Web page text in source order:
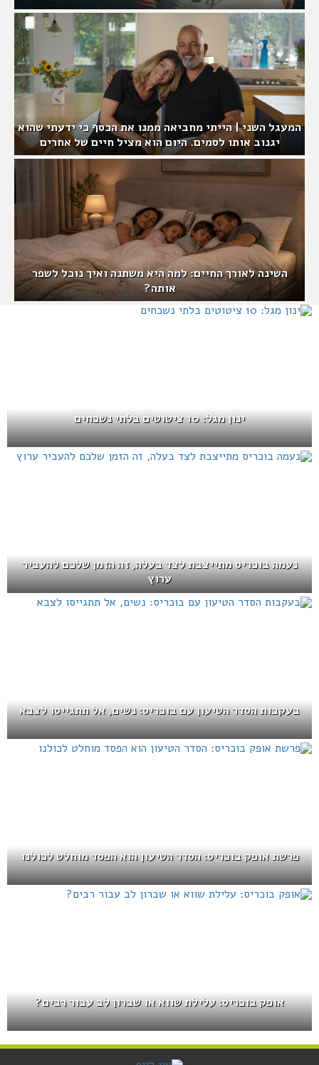
המעגל השני | הייתי מחביאה ממנו את הכסף כי ידעתי שהוא
יגנוב אותו לסמים. היום הוא מציל חיים של אחרים
השינה לאורך החיים: למה היא משתנה ואיך נוכל לשפר
אותה?
ינון מגל: 10 ציטוטים בלתי נשכחים
נעמה בוכריס מתייצבת לצד בעלה, זה הזמן שלכם להעביר
ערוץ
בעקבות הסדר הטיעון עם בוכריס: נשים, אל תתגייסו לצבא
פרשת אופק בוכריס: הסדר הטיעון הוא הפסד מוחלט לכולנו
אופק בוכריס: עלילת שווא או שברון לב עבור רבים?